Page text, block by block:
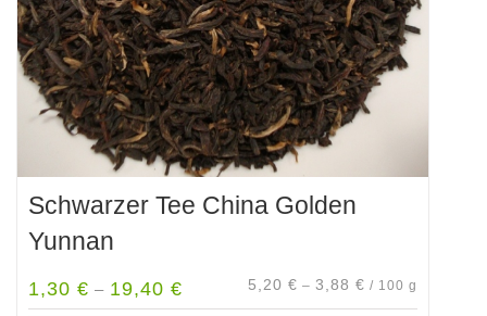
Produktseite
gewählt
werden
Schwarzer Tee China Golden
Yunnan
1,30 € – 19,40 € 5,20 € – 3,88 € / 100 g